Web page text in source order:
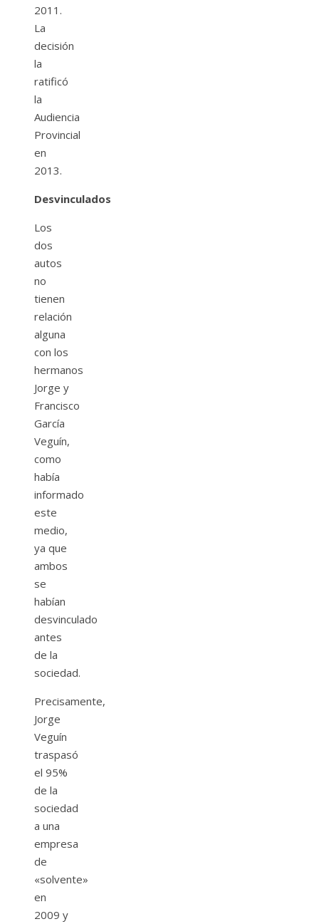
2011.
La
decisión
la
ratificó
la
Audiencia
Provincial
en
2013.
Desvinculados
Los
dos
autos
no
tienen
relación
alguna
con los
hermanos
Jorge y
Francisco
García
Veguín,
como
había
informado
este
medio,
ya que
ambos
se
habían
desvinculado
antes
de la
sociedad.
Precisamente,
Jorge
Veguín
traspasó
el 95%
de la
sociedad
a una
empresa
de
«solvente»
en
2009 y